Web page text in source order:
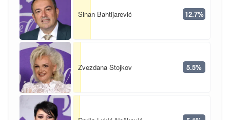
Sinan Bahtijarević 12.7%
Zvezdana Stojkov 5.5%